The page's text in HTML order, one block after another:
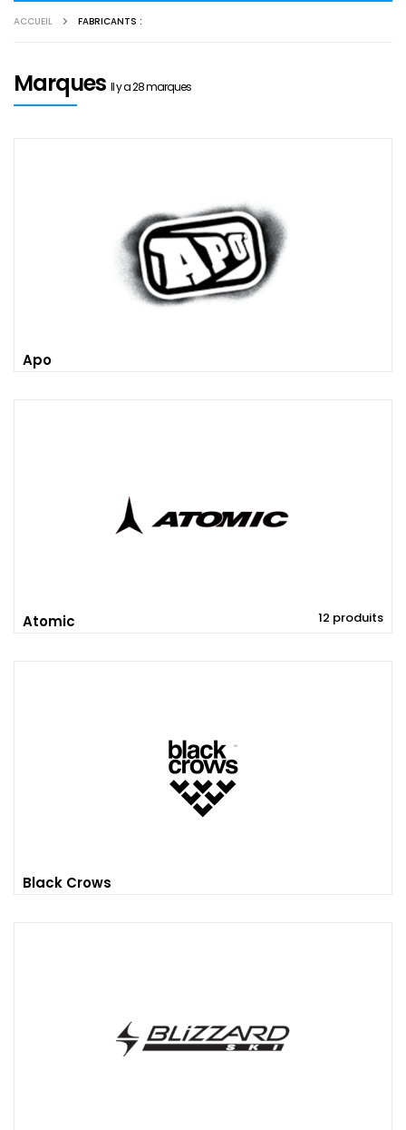
ACCUEIL FABRICANTS :
Marques Il y a 28 marques
Apo
Atomic 12 produits
Black Crows